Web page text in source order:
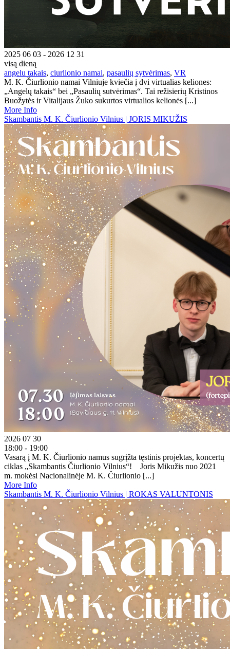
2025 06 03 - 2026 12 31
visą dieną
angelu takais, ciurlionio namai, pasaulių sytvėrimas, VR
M. K. Čiurlionio namai Vilniuje kviečia į dvi virtualias keliones:
„Angelų takais“ bei „Pasaulių sutvėrimas“. Tai režisierių Kristinos
Buožytės ir Vitalijaus Žuko sukurtos virtualios kelionės [...]
More Info
Skambantis M. K. Čiurlionio Vilnius | JORIS MIKUŽIS
2026 07 30
18:00 - 19:00
Vasarą į M. K. Čiurlionio namus sugrįžta tęstinis projektas, koncertų
ciklas „Skambantis Čiurlionio Vilnius“! Joris Mikužis nuo 2021
m. mokėsi Nacionalinėje M. K. Čiurlionio [...]
More Info
Skambantis M. K. Čiurlionio Vilnius | ROKAS VALUNTONIS